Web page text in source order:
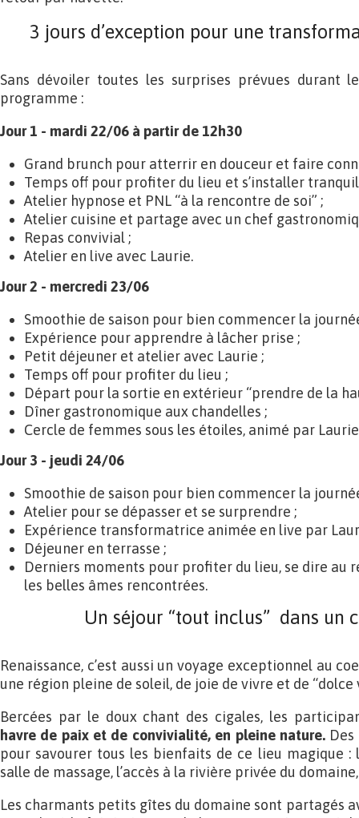
3 jours d’exception pour une
Sans dévoiler toutes les surprises prévues durant
programme :
Jour 1 - mardi 22/06 à partir de 12h30
Grand brunch pour atterrir en douceur et faire
Temps off pour profiter du lieu et s’installer
Atelier hypnose et PNL “à la rencontre de soi” ;
Atelier cuisine et partage avec un chef
Repas convivial ;
Atelier en live avec Laurie.
Jour 2 - mercredi 23/06
Smoothie de saison pour bien commencer la
Expérience pour apprendre à lâcher prise ;
Petit déjeuner et atelier avec Laurie ;
Temps off pour profiter du lieu ;
Départ pour la sortie en extérieur “prendre de la
Dîner gastronomique aux chandelles ;
Cercle de femmes sous les étoiles, animé par Laurie
Jour 3 - jeudi 24/06
Smoothie de saison pour bien commencer la
Atelier pour se dépasser et se surprendre ;
Expérience transformatrice animée en live par
Déjeuner en terrasse ;
Derniers moments pour profiter du lieu, se dire au
les belles âmes rencontrées.
Un séjour “tout inclus” dans un
Renaissance, c’est aussi un voyage exceptionnel au
une région pleine de soleil, de joie de vivre et de “dolce
Bercées par le doux chant des cigales, les
havre de paix et de convivialité, en pleine nature.Des
pour savourer tous les bienfaits de ce lieu magique :
salle de massage, l’accès à la rivière privée du
Les charmants petits gîtes du domaine sont partagés